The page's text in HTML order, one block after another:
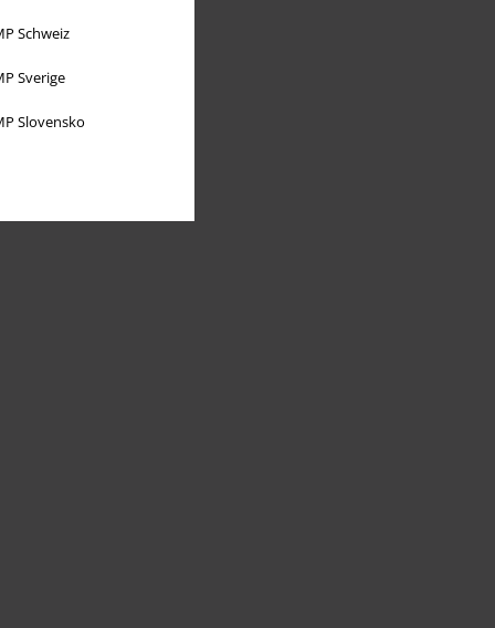
Schweiz
Sverige
Slovensko